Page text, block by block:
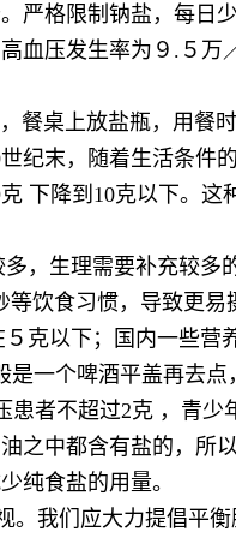
严格限制钠盐，每日
血压发生率为９.５万
）
桌上放盐瓶，用餐
纪末，随着生活条件
下降到10克以下。这
生理需要补充较多
饮食习惯，导致更易
克以下；国内一些营
一个啤酒平盖再去
者不超过2克 ，青少
之中都含有盐的，所
少纯食盐的用量。
我们应大力提倡平衡